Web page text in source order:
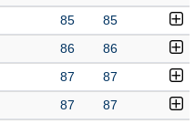
85 85
86 86
87 87
87 87